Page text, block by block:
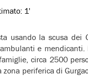
1'
usando la scusa dei
e
circa 2500
periferica di